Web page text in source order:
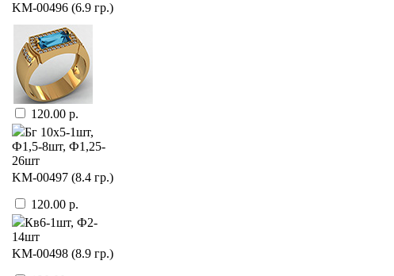
KМ-00496 (6.9 гр.)
120.00 р.
Бг 10х5-1шт,
Ф1,5-8шт, Ф1,25-
26шт
KМ-00497 (8.4 гр.)
120.00 р.
Кв6-1шт, Ф2-
14шт
KМ-00498 (8.9 гр.)